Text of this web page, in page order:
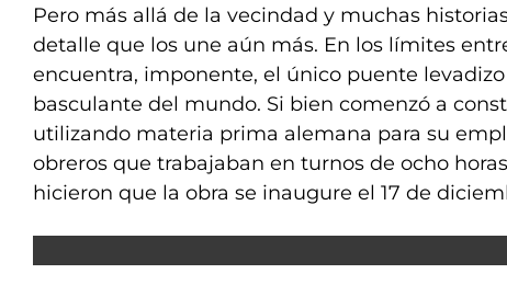
Pero más allá de la vecindad y muchas
detalle que los une aún más. En los límites
encuentra, imponente, el único puente
basculante del mundo. Si bien comenzó a
utilizando materia prima alemana para su
obreros que trabajaban en turnos de ocho
hicieron que la obra se inaugure el 17 de